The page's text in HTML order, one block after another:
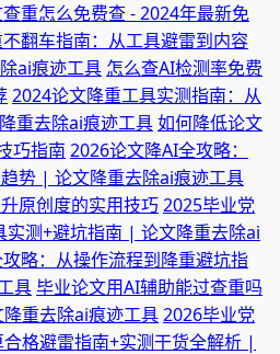
重怎么免费查 - 2024年最新免
翻车指南：从工具避雷到内容
ai痕迹工具 怎么查AI检测率免费
2024论文降重工具实测指南：从
重去除ai痕迹工具如何降低论文
巧指南 2026论文降AI全攻略：
势 | 论文降重去除ai痕迹工具
原创度的实用技巧2025毕业党
实测+避坑指南 | 论文降重去除ai
略：从操作流程到降重避坑指
具毕业论文用AI辅助能过查重吗
重去除ai痕迹工具2026毕业党
格避雷指南+实测干货全解析 |